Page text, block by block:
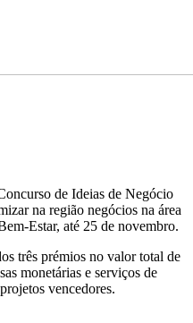
de Ideias de Negócio
na região negócios na área
Estar, até 25 de novembro.
três prémios no valor total de
monetárias e serviços de
vencedores.